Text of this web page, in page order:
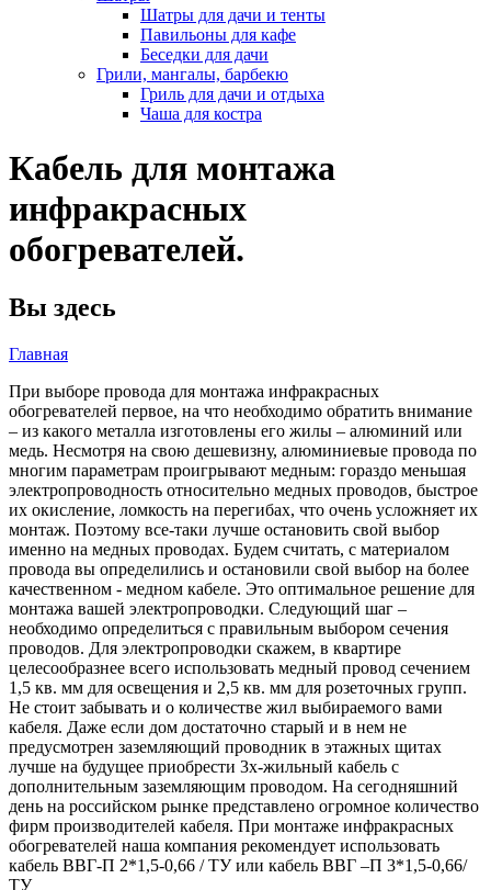
Шатры для дачи и тенты
Павильоны для кафе
Беседки для дачи
Грили, мангалы, барбекю
Гриль для дачи и отдыха
Чаша для костра
Кабель для монтажа
инфракрасных
обогревателей.
Вы здесь
Главная
При выборе провода для монтажа инфракрасных
обогревателей первое, на что необходимо обратить внимание
– из какого металла изготовлены его жилы – алюминий или
медь. Несмотря на свою дешевизну, алюминиевые провода по
многим параметрам проигрывают медным: гораздо меньшая
электропроводность относительно медных проводов, быстрое
их окисление, ломкость на перегибах, что очень усложняет их
монтаж. Поэтому все-таки лучше остановить свой выбор
именно на медных проводах. Будем считать, с материалом
провода вы определились и остановили свой выбор на более
качественном - медном кабеле. Это оптимальное решение для
монтажа вашей электропроводки. Следующий шаг –
необходимо определиться с правильным выбором сечения
проводов. Для электропроводки скажем, в квартире
целесообразнее всего использовать медный провод сечением
1,5 кв. мм для освещения и 2,5 кв. мм для розеточных групп.
Не стоит забывать и о количестве жил выбираемого вами
кабеля. Даже если дом достаточно старый и в нем не
предусмотрен заземляющий проводник в этажных щитах
лучше на будущее приобрести 3х-жильный кабель с
дополнительным заземляющим проводом. На сегодняшний
день на российском рынке представлено огромное количество
фирм производителей кабеля. При монтаже инфракрасных
обогревателей наша компания рекомендует использовать
кабель ВВГ-П 2*1,5-0,66 / ТУ или кабель ВВГ –П 3*1,5-0,66/
ТУ